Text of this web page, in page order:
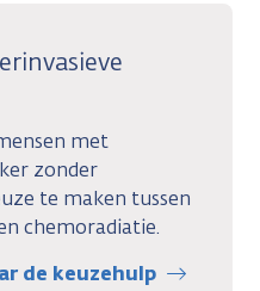
met
zonder
te maken tussen
chemoradiatie.
de keuzehulp